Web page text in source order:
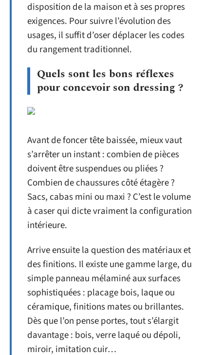
disposition de la maison et à ses propres
exigences. Pour suivre l’évolution des
usages, il suffit d’oser déplacer les codes
du rangement traditionnel.
Quels sont les bons réflexes
pour concevoir son dressing ?
Avant de foncer tête baissée, mieux vaut
s’arrêter un instant : combien de pièces
doivent être suspendues ou pliées ?
Combien de chaussures côté étagère ?
Sacs, cabas mini ou maxi ? C’est le volume
à caser qui dicte vraiment la configuration
intérieure.
Arrive ensuite la question des matériaux et
des finitions. Il existe une gamme large, du
simple panneau mélaminé aux surfaces
sophistiquées : placage bois, laque ou
céramique, finitions mates ou brillantes.
Dès que l’on pense portes, tout s’élargit
davantage : bois, verre laqué ou dépoli,
miroir, imitation cuir…